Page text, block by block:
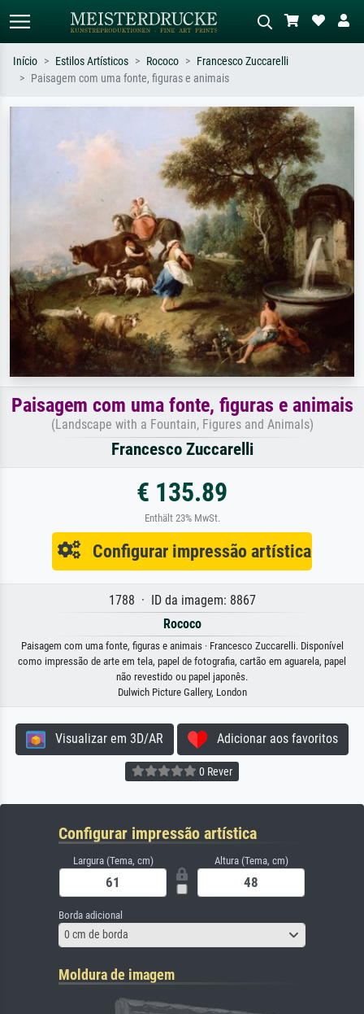
ex: Monet, Noite Estrelada,
impressionismo, onda de Hokusai, nu.
Descreva a cena – ex: prado verde,
abstrato com muito vermelho, pintura
a óleo escura, nu em pé ao lado de
uma árvore.
Início Estilos Artísticos Rococo
Francesco Zuccarelli
Paisagem com uma fonte, figuras e animais
Paisagem com uma fonte, figuras e animais
(Landscape with a Fountain, Figures and Animals)
Francesco Zuccarelli
€ 135.89
Enthält 23% MwSt.
Configurar impressão artística
1788 · ID da imagem: 8867
Rococo
Paisagem com uma fonte, figuras e animais · Francesco Zuccarelli. Disponível
como impressão de arte em tela, papel de fotografia, cartão em aguarela, papel
não revestido ou papel japonês.
Dulwich Picture Gallery, London
Visualizar em 3D/AR Adicionar aos favoritos
0 Rever
Configurar impressão artística
Largura (Tema, cm) Altura (Tema, cm)
Borda adicional
0 cm de borda
Moldura de imagem